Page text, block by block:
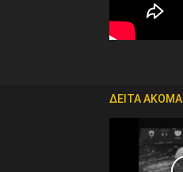
ΔΕΙΤΑ ΑΚΟΜΑ